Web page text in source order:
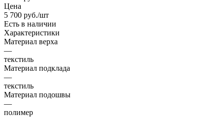
Цена
5 700 руб./шт
Есть в наличии
Характеристики
Материал верха
—
текстиль
Материал подклада
—
текстиль
Материал подошвы
—
полимер